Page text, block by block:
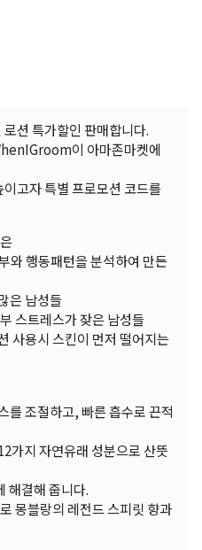
션 특가할인 판매합니다.
이 아마존마켓에
고자 특별 프로모션 코드를
와 행동패턴을 분석하여 만든
은 남성들
스트레스가 잦은 남성들
사용시 스킨이 먼저 떨어지는
를 조절하고, 빠른 흡수로 끈적
가지 자연유래 성분으로 산뜻
해결해 줍니다.
몽블랑의 레전드 스피릿 향과